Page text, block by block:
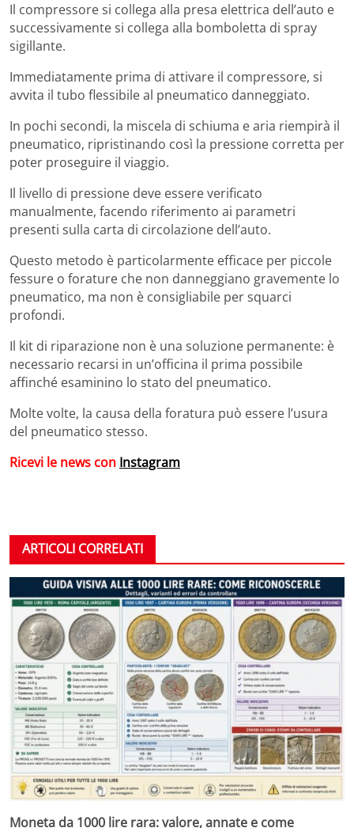
Il compressore si collega alla presa elettrica dell’auto e
successivamente si collega alla bomboletta di spray
sigillante.
Immediatamente prima di attivare il compressore, si
avvita il tubo flessibile al pneumatico danneggiato.
In pochi secondi, la miscela di schiuma e aria riempirà il
pneumatico, ripristinando così la pressione corretta per
poter proseguire il viaggio.
Il livello di pressione deve essere verificato
manualmente, facendo riferimento ai parametri
presenti sulla carta di circolazione dell’auto.
Questo metodo è particolarmente efficace per piccole
fessure o forature che non danneggiano gravemente lo
pneumatico, ma non è consigliabile per squarci
profondi.
Il kit di riparazione non è una soluzione permanente: è
necessario recarsi in un’officina il prima possibile
affinché esaminino lo stato del pneumatico.
Molte volte, la causa della foratura può essere l’usura
del pneumatico stesso.
Ricevi le news con Instagram
ARTICOLI CORRELATI
Moneta da 1000 lire rara: valore, annate e come